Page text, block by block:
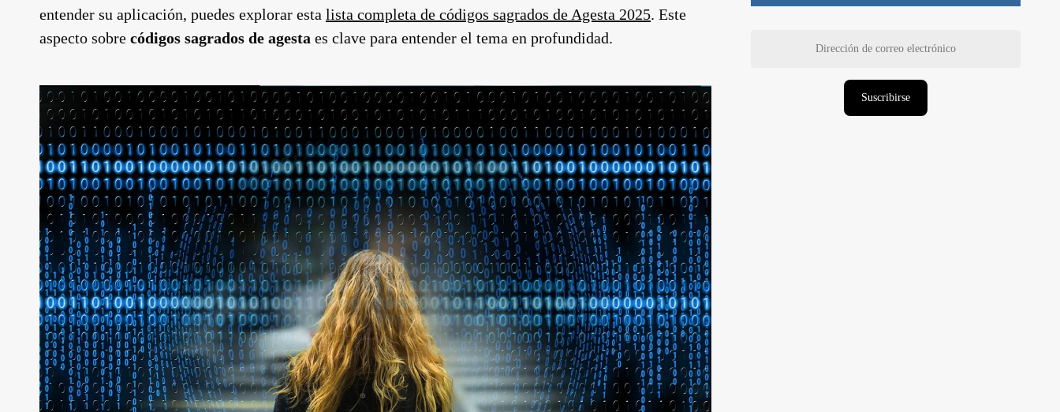
entender su aplicación, puedes explorar esta lista completa de códigos sagrados de Agesta 2025. Este
aspecto sobre códigos sagrados de agesta es clave para entender el tema en profundidad.
Suscribirse